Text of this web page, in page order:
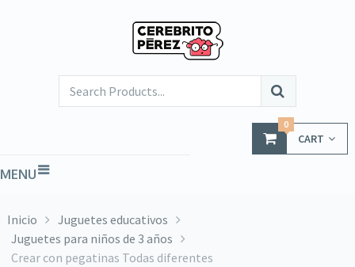
CART
0
MENU
Inicio
Juguetes educativos
Juguetes para niños de 3 años
Crear con pegatinas Todas diferentes